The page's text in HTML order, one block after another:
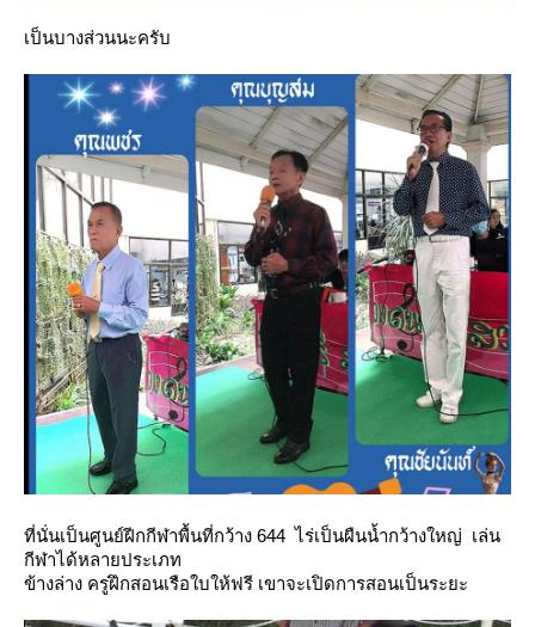
เป็นบางส่วนนะครับ
ที่นั่นเป็นศูนย์ฝีกกีฬาพื้นที่กว้าง 644 ไร่เป็นผืนน้ำกว้างใหญ่ เล่น
กีฬาได้หลายประเภท
ข้างล่าง ครูฝึกสอนเรือใบให้ฟรี เขาจะเปิดการสอนเป็นระยะ